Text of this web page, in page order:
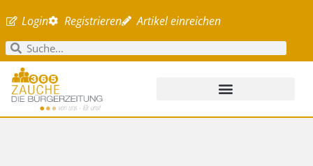
Login Registrieren Artikel einreichen